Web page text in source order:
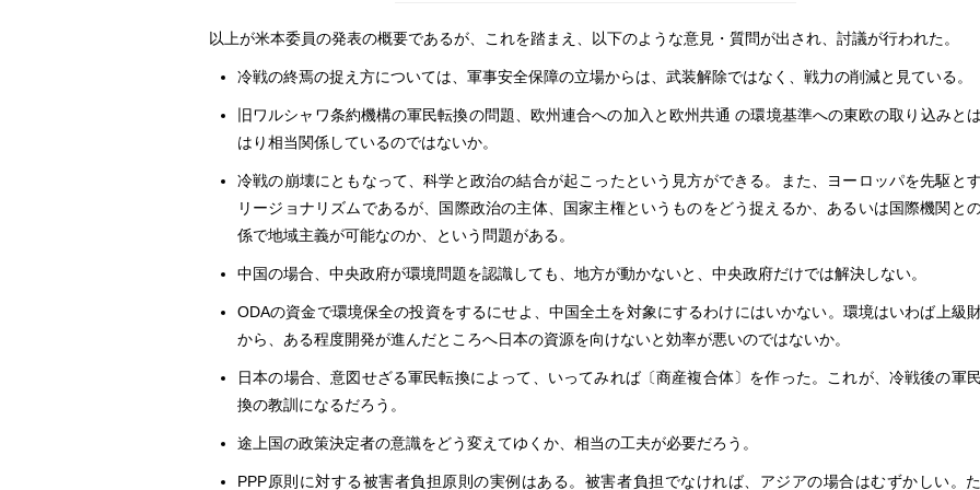
以上が米本委員の発表の概要であるが、これを踏まえ、以下のような意見・質問が出され、討議が行われた。
冷戦の終焉の捉え方については、軍事安全保障の立場からは、武装解除ではなく、戦力の削減と見ている。
旧ワルシャワ条約機構の軍民転換の問題、欧州連合への加入と欧州共通 の環境基準への東欧の取り込みと
はり相当関係しているのではないか。
冷戦の崩壊にともなって、科学と政治の結合が起こったという見方ができる。また、ヨーロッパを先駆と
リージョナリズムであるが、国際政治の主体、国家主権というものをどう捉えるか、あるいは国際機関と
係で地域主義が可能なのか、という問題がある。
中国の場合、中央政府が環境問題を認識しても、地方が動かないと、中央政府だけでは解決しない。
ODAの資金で環境保全の投資をするにせよ、中国全土を対象にするわけにはいかない。環境はいわば上級
から、ある程度開発が進んだところへ日本の資源を向けないと効率が悪いのではないか。
日本の場合、意図せざる軍民転換によって、いってみれば〔商産複合体〕を作った。これが、冷戦後の軍
換の教訓になるだろう。
途上国の政策決定者の意識をどう変えてゆくか、相当の工夫が必要だろう。
PPP原則に対する被害者負担原則の実例はある。被害者負担でなければ、アジアの場合はむずかしい。